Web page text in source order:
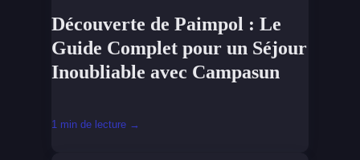
Découverte de Paimpol : Le
Guide Complet pour un Séjour
Inoubliable avec Campasun
1 min de lecture →